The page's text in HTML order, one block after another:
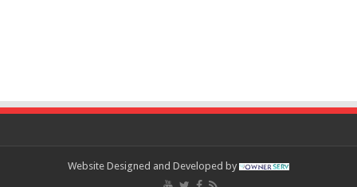
Website Designed and Developed by